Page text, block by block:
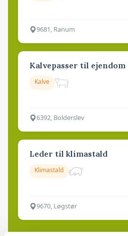
9681, Ranum
Kalvepasser til
Kalve
6392, Bolderslev
Leder til klimastald
Klimastald
9670, Løgstør